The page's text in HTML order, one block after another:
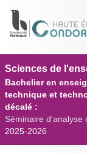
Sciences de
Bachelier en
technique et
décalé :
Séminaire d'analyse
2025-2026